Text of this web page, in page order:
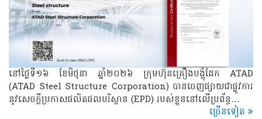
នៅថ្ងៃទី១៦ ខែមិថុនា ឆ្នាំ២០២៦ ក្រុមហ៊ុនគ្រឿងបង្គុំដែក ATAD
(ATAD Steel Structure Corporation) បានចេញផ្សាយជាផ្លូវការ
នូវសេចក្តីប្រកាសផលិតផលបរិស្ថាន (EPD) របស់ខ្លួននៅលើប្រព័ន្ធ…
ច្រើនទៀត